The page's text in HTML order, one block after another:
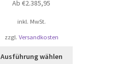
Ab €2.385,95
inkl. MwSt.
zzgl. Versandkosten
Ausführung wählen